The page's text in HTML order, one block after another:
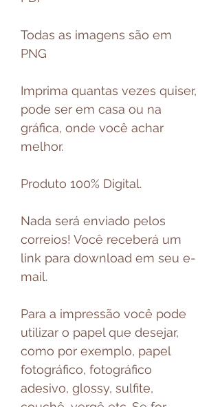
Todas as imagens são em
PNG
Imprima quantas vezes quiser,
pode ser em casa ou na
gráfica, onde você achar
melhor.
Produto 100% Digital.
Nada será enviado pelos
correios! Você receberá um
link para download em seu e-
mail.
Para a impressão você pode
utilizar o papel que desejar,
como por exemplo, papel
fotográfico, fotográfico
adesivo, glossy, sulfite,